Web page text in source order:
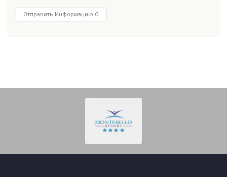
Отправить Информацию О